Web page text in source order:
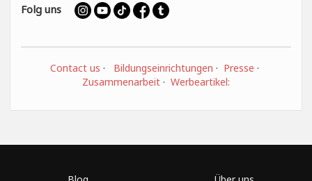
Folg uns
Contact us · Bildungseinrichtungen · Presse ·
Zusammenarbeit · Werbeartikel: